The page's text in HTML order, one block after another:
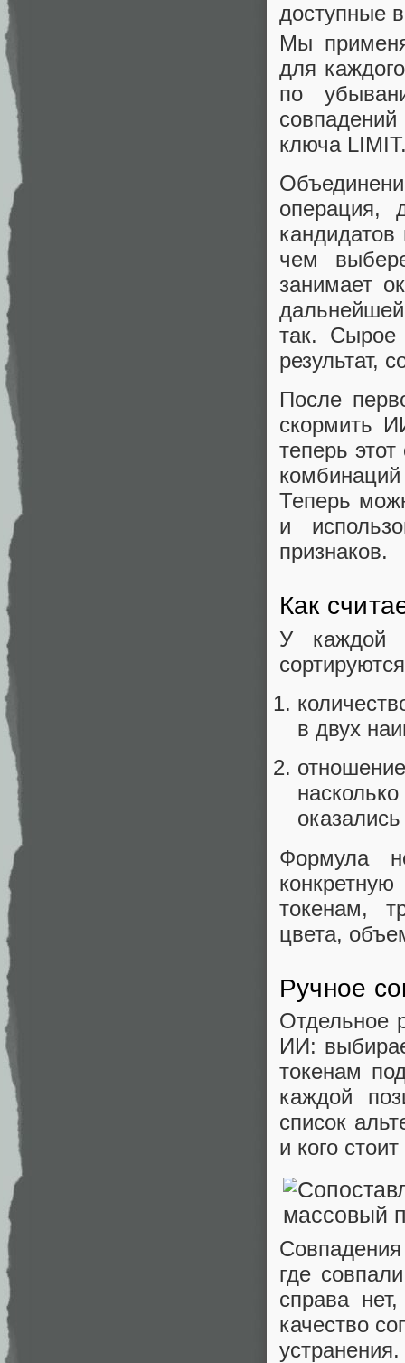
доступные
Мы
для
по
ключа
операция,
чем
занимает
так. Сырое
результат,
После
скормить
теперь
Теперь
и
признаков.
Как
У каждой
в двух
Формула
токенам,
цвета,
Ручное
Отдельное
ИИ:
токенам
каждой
список
и кого
где
справа
качество
устранения.